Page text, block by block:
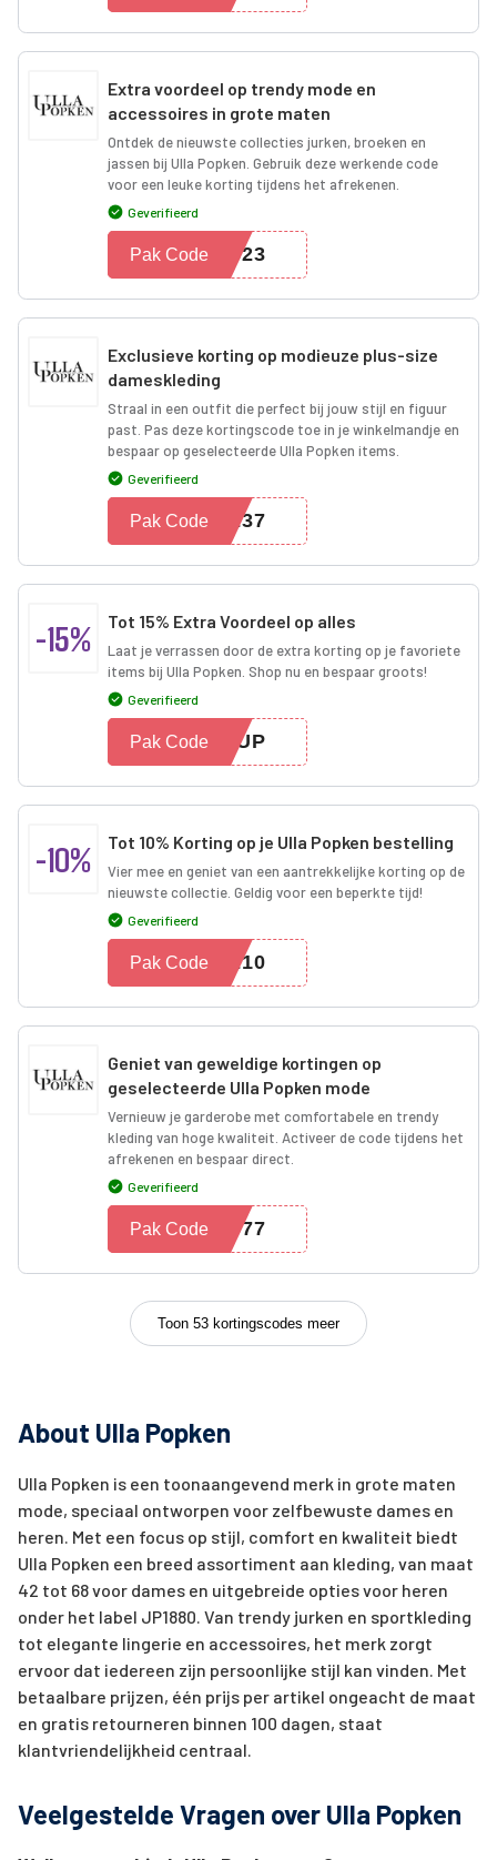
Extra voordeel op trendy mode en
accessoires in grote maten
Ontdek de nieuwste collecties jurken, broeken en
jassen bij Ulla Popken. Gebruik deze werkende code
voor een leuke korting tijdens het afrekenen.
Geverifieerd
3323
Pak Code
Exclusieve korting op modieuze plus-size
dameskleding
Straal in een outfit die perfect bij jouw stijl en figuur
past. Pas deze kortingscode toe in je winkelmandje en
bespaar op geselecteerde Ulla Popken items.
Geverifieerd
4237
Pak Code
-15% Tot 15% Extra Voordeel op alles
Laat je verrassen door de extra korting op je favoriete
items bij Ulla Popken. Shop nu en bespaar groots!
Geverifieerd
15UP
Pak Code
-10% Tot 10% Korting op je Ulla Popken bestelling
Vier mee en geniet van een aantrekkelijke korting op de
nieuwste collectie. Geldig voor een beperkte tijd!
Geverifieerd
ME10
Pak Code
Geniet van geweldige kortingen op
geselecteerde Ulla Popken mode
Vernieuw je garderobe met comfortabele en trendy
kleding van hoge kwaliteit. Activeer de code tijdens het
afrekenen en bespaar direct.
Geverifieerd
8677
Pak Code
Toon 53 kortingscodes meer
About Ulla Popken
Ulla Popken is een toonaangevend merk in grote maten
mode, speciaal ontworpen voor zelfbewuste dames en
heren. Met een focus op stijl, comfort en kwaliteit biedt
Ulla Popken een breed assortiment aan kleding, van maat
42 tot 68 voor dames en uitgebreide opties voor heren
onder het label JP1880. Van trendy jurken en sportkleding
tot elegante lingerie en accessoires, het merk zorgt
ervoor dat iedereen zijn persoonlijke stijl kan vinden. Met
betaalbare prijzen, één prijs per artikel ongeacht de maat
en gratis retourneren binnen 100 dagen, staat
klantvriendelijkheid centraal.
Veelgestelde Vragen over Ulla Popken